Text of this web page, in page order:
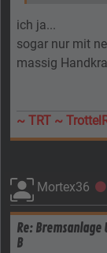
ich ja...
sogar nur mit
massig
~ TRT ~
Mortex36
Re: Bremsanlage
B